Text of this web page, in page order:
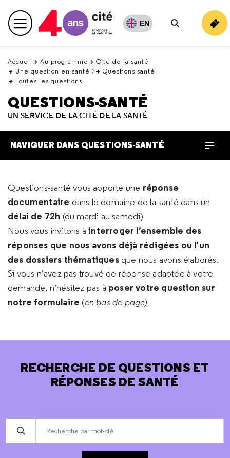
en
haut Menu principal EN
Rechercher
Accueil Au programme
Cité de la santé
Une question en santé ?
Questions santé
Toutes les questions
QUESTIONS-SANTÉ
UN SERVICE DE LA CITÉ DE LA SANTÉ
NAVIGUER DANS QUESTIONS-SANTÉ
Questions-santé vous apporte une réponse
documentaire dans le domaine de la santé dans un
délai de 72h (du mardi au samedi)
Nous vous invitons àinterroger l’ensemble des
réponses que nous avons déjà rédigées ou l’un
des dossiers thématiques que nous avons élaborés.
Si vous n’avez pas trouvé de réponse adaptée à votre
demande, n’hésitez pas à poser votre question sur
notre formulaire (en bas de page)
RECHERCHE DE QUESTIONS ET
RÉPONSES DE SANTÉ